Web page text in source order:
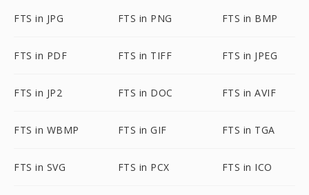
FTS in JPG FTS in PNG FTS in BMP
FTS in PDF FTS in TIFF FTS in JPEG
FTS in JP2 FTS in DOC FTS in AVIF
FTS in WBMP FTS in GIF FTS in TGA
FTS in SVG FTS in PCX FTS in ICO